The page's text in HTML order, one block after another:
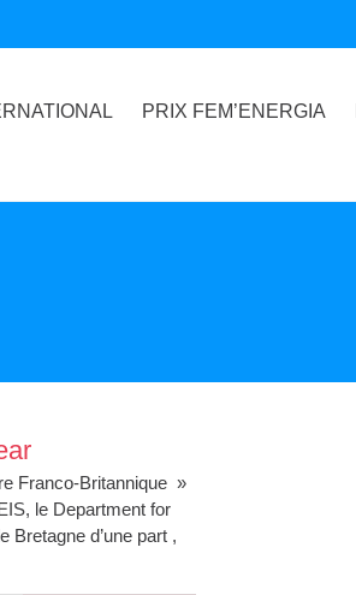
PRIX FEM’ENERGIA
Franco-Britannique »
le Department for
Bretagne d’une part ,